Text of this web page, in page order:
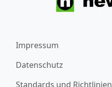
Impressum
Datenschutz
Standards und Richtlinien